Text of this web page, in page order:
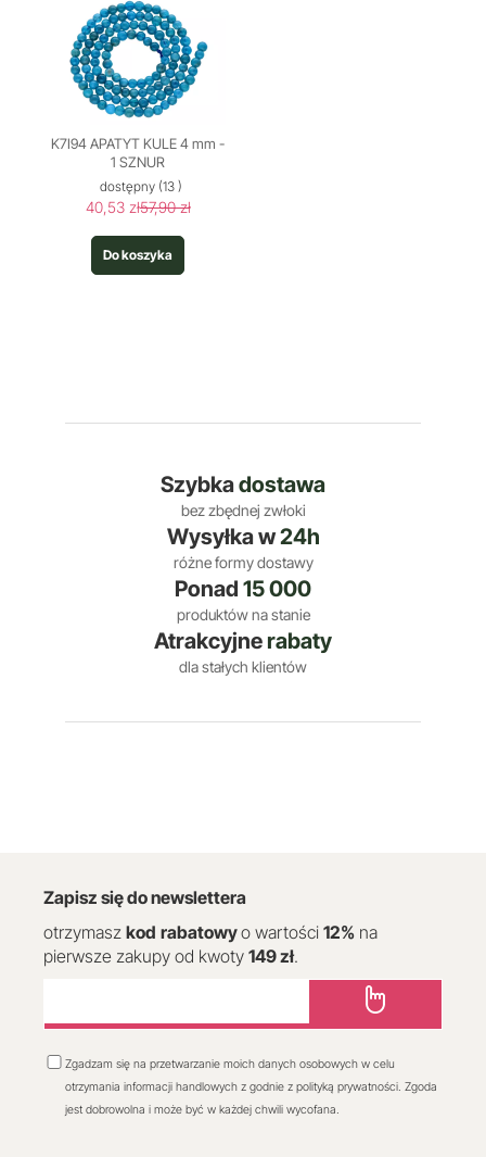
K7I94 APATYT KULE 4 mm -
1 SZNUR
dostępny(13 )
40,53 zł57,90 zł
Do koszyka
Szybkadostawa
bez zbędnej zwłoki
Wysyłka w24h
różne formy dostawy
Ponad 15 000
produktów na stanie
Atrakcyjnerabaty
dla stałych klientów
Zapisz się do newslettera
otrzymasz kod rabatowyo wartości 12% na
pierwsze zakupy od kwoty 149 zł.
Zgadzam się na przetwarzanie moich danych osobowych w celu
otrzymania informacji handlowych z godnie z polityką prywatności. Zgoda
jest dobrowolna i może być w każdej chwili wycofana.